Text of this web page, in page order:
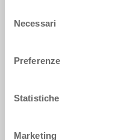
delNecessari
Preferenze
Statistiche
Marketing
Colore:
Richiedi offerta
Dati tecnici